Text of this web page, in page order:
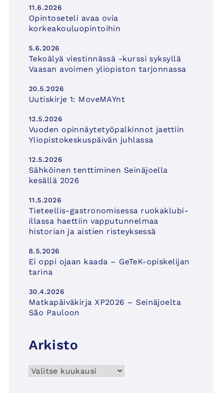
11.6.2026
Opintoseteli avaa ovia
korkeakouluopintoihin
5.6.2026
Tekoälyä viestinnässä -kurssi syksyllä
Vaasan avoimen yliopiston tarjonnassa
20.5.2026
Uutiskirje 1: MoveMAYnt
12.5.2026
Vuoden opinnäytetyöpalkinnot jaettiin
Yliopistokeskuspäivän juhlassa
12.5.2026
Sähköinen tenttiminen Seinäjoella
kesällä 2026
11.5.2026
Tieteellis-gastronomisessa ruokaklubi-
illassa haettiin vapputunnelmaa
historian ja aistien risteyksessä
8.5.2026
Ei oppi ojaan kaada – GeTeK-opiskelijan
tarina
30.4.2026
Matkapäiväkirja XP2026 – Seinäjoelta
São Pauloon
Arkisto
Arkisto